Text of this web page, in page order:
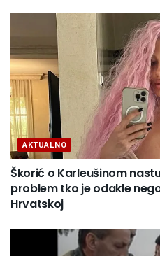
AKTUALNO
Škorić o Karleušinom
problem tko je odakle
Hrvatskoj